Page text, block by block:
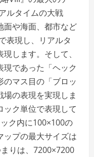
ルタイムの大戦
面や海面、都市など
表現し、リアルタ
します。そして、
であった「ヘック
のマス目の「ブロッ
の表現を実現しま
ック単位で表現して
ク内に100×100の
ップの最大サイズは
りは、7200×7200